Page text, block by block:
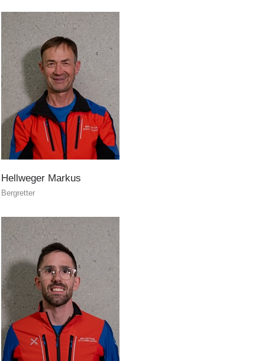
Ausbildung
TÄTIGKEIT
Bergrettung
Hellweger Markus
Bergretter